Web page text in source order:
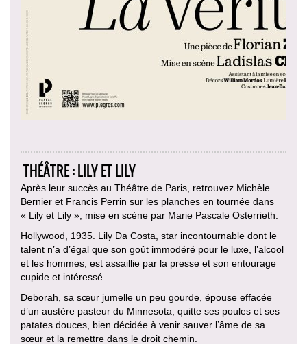
THÉÂTRE : LILY ET LILY
Après leur succès au Théâtre de Paris, retrouvez Michèle
Bernier et Francis Perrin sur les planches en tournée dans
« Lily et Lily », mise en scène par Marie Pascale Osterrieth.
Hollywood, 1935. Lily Da Costa, star incontournable dont le
talent n’a d’égal que son goût immodéré pour le luxe, l’alcool
et les hommes, est assaillie par la presse et son entourage
cupide et intéressé.
Deborah, sa sœur jumelle un peu gourde, épouse effacée
d’un austère pasteur du Minnesota, quitte ses poules et ses
patates douces, bien décidée à venir sauver l’âme de sa
sœur et la remettre dans le droit chemin.